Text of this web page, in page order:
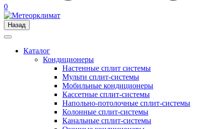
0
Назад
Каталог
Кондиционеры
Настенные сплит системы
Мульти сплит-системы
Мобильные кондиционеры
Кассетные сплит-системы
Напольно-потолочные сплит-системы
Колонные сплит-системы
Канальные сплит-системы